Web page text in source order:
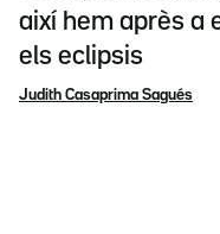
així hem après a
els eclipsis
Judith Casaprima Sagués